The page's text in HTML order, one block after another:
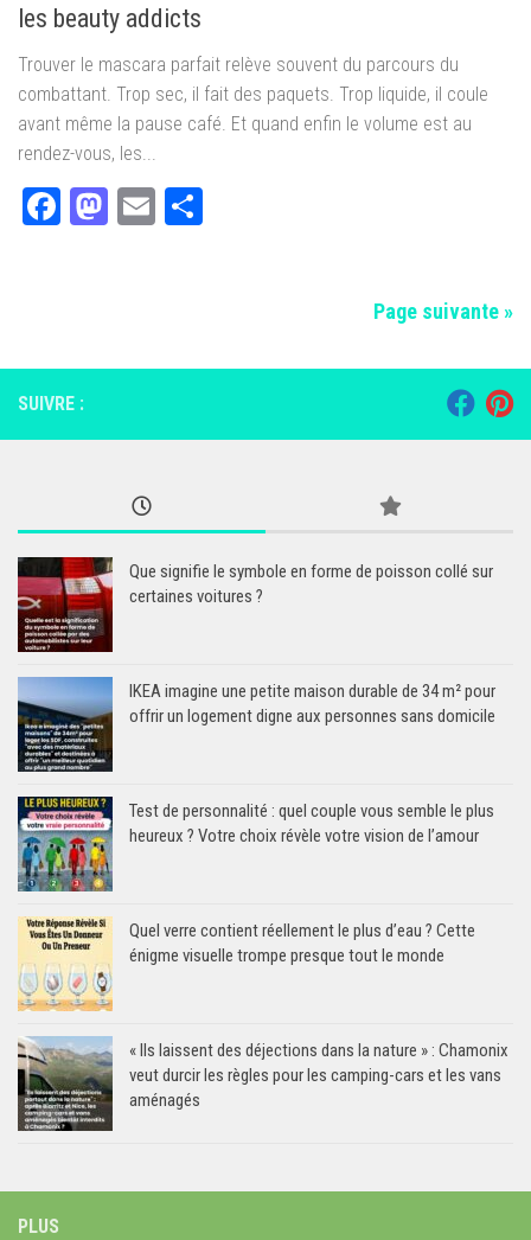
les beauty addicts
Trouver le mascara parfait relève souvent du parcours du
combattant. Trop sec, il fait des paquets. Trop liquide, il coule
avant même la pause café. Et quand enfin le volume est au
rendez-vous, les...
Facebook
Mastodon
Email
Page suivante »
SUIVRE :
Que signifie le symbole en forme de poisson collé sur
certaines voitures ?
IKEA imagine une petite maison durable de 34 m² pour
offrir un logement digne aux personnes sans domicile
Test de personnalité : quel couple vous semble le plus
heureux ? Votre choix révèle votre vision de l’amour
Quel verre contient réellement le plus d’eau ? Cette
énigme visuelle trompe presque tout le monde
« Ils laissent des déjections dans la nature » : Chamonix
veut durcir les règles pour les camping-cars et les vans
aménagés
PLUS